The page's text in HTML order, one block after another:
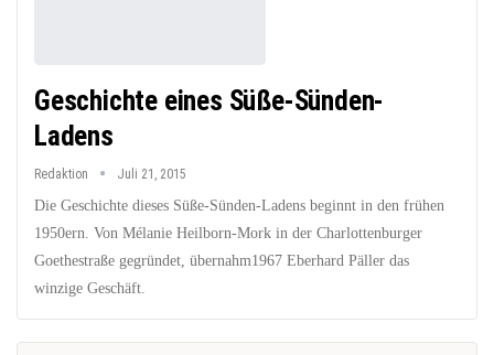
Geschichte eines Süße-Sünden-
Ladens
Redaktion Juli 21, 2015
Die Geschichte dieses Süße-Sünden-Ladens beginnt in den frühen
1950ern. Von Mélanie Heilborn-Mork in der Charlottenburger
Goethestraße gegründet, übernahm1967 Eberhard Päller das
winzige Geschäft.